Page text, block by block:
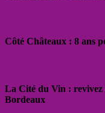
Côté Châteaux : 8 ans
La Cité du Vin : revivez
Bordeaux